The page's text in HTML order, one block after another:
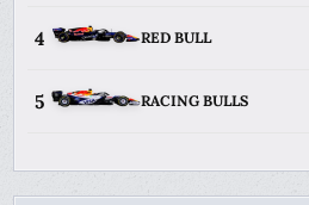
4 RED BULL
5 RACING BULLS